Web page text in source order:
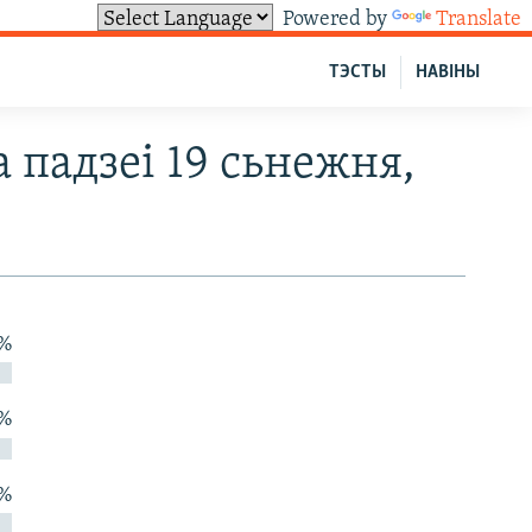
Powered by Translate
НАВІНЫ
ТЭСТЫ
19 сьнежня,